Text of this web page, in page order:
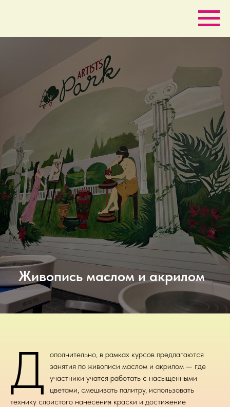
Живопись маслом и акрилом
Д
ополнительно, в рамках курсов предлагаются
занятия по живописи маслом и акрилом — где
участники учатся работать с насыщенными
цветами, смешивать палитру, использовать
технику слоистого нанесения краски и достижение